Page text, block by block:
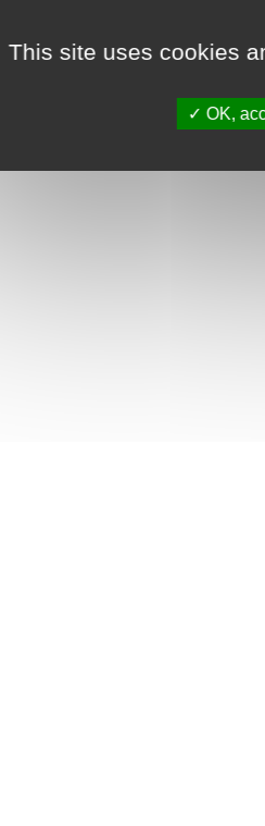
This site uses cookies
OK,